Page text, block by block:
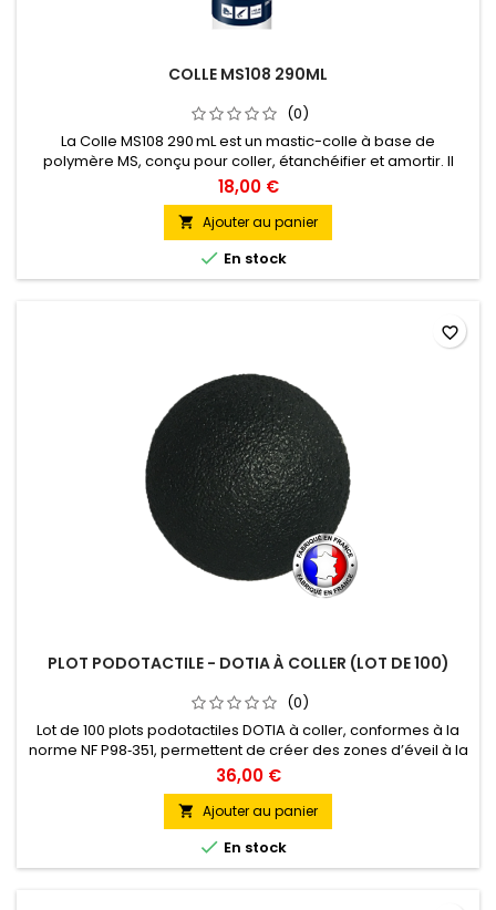
COLLE MS108 290ML
(0)
La Colle MS108 290 mL est un mastic-colle à base de
polymère MS, conçu pour coller, étanchéifier et amortir. Il
adhère sans primaire sur la plupart des supports (verre, bois,
métal, PVC, pierre, béton), en intérieur comme en extérieur.
Flexible et durable, résistant aux UV et aux intempéries. Mise
en œuvre facile avec pistolet standard, sans odeur et sans...
18,00 €
 Ajouter au panier
 En stock
PLOT PODOTACTILE - DOTIA À COLLER (LOT DE 100)
(0)
Lot de 100 plots podotactiles DOTIA à coller, conformes à la
norme NF P98‑351, permettent de créer des zones d’éveil à la
vigilance adaptées aux personnes déficientes visuelles.
Fabriqués en composite polyamide renforcé fibre de verre,
ils résistent aux chocs, UV et produits nettoyants. Ajustables
sur la majorité des sols intérieurs, ils sont faciles à...
36,00 €
 Ajouter au panier
 En stock
favorite_border